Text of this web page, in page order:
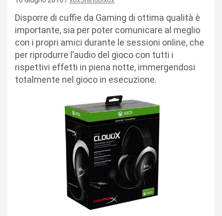
Disporre di cuffie da Gaming di ottima qualità è
importante, sia per poter comunicare al meglio
con i propri amici durante le sessioni online, che
per riprodurre l’audio del gioco con tutti i
rispettivi effetti in piena notte, immergendosi
totalmente nel gioco in esecuzione.